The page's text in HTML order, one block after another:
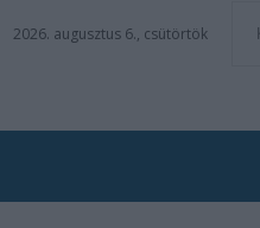
2026. augusztus 6., csütörtök